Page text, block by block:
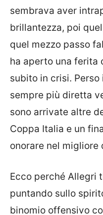
sembrava aver
brillantezza, poi
quel mezzo passo
ha aperto una ferita
subito in crisi. Perso
sempre più diretta
sono arrivate altre
Coppa Italia e un
onorare nel migliore
Ecco perché Allegri
puntando sullo
binomio offensivo